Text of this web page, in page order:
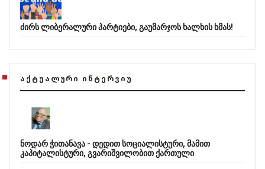
ძირს ლიბერალური პარტიები, გაუმარჯოს ხალხის ხმას!
ᲐᲥᲢᲣᲐᲚᲣᲠᲘ ᲘᲜᲢᲔᲠᲕᲘᲣ
ნოდარ ჭითანავა - დედით სოციალისტური, მამით
კაპიტალისტური, გვარიშვილობით ქართული